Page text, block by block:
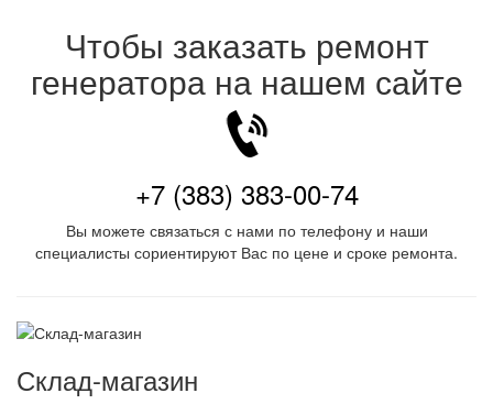
Чтобы заказать ремонт
генератора на нашем сайте
+7 (383) 383-00-74
Вы можете связаться с нами по телефону и наши
специалисты сориентируют Вас по цене и сроке ремонта.
Склад-магазин